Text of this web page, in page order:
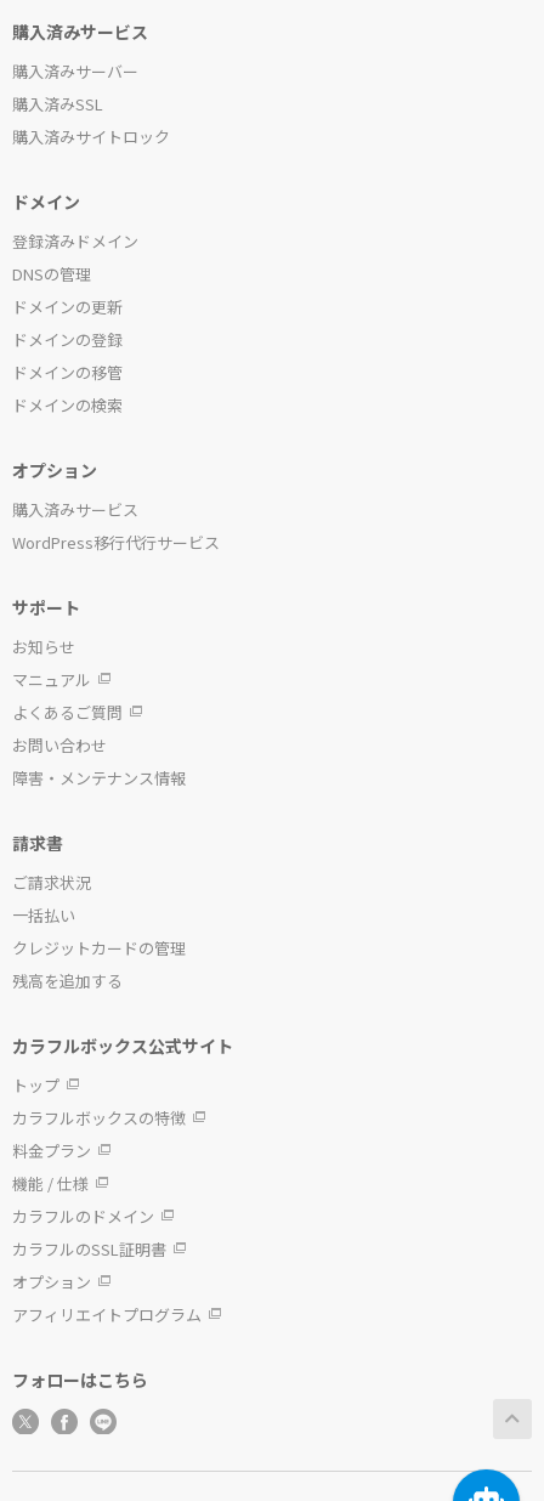
購入済みサービス
購入済みサーバー
購入済みSSL
購入済みサイトロック
ドメイン
登録済みドメイン
DNSの管理
ドメインの更新
ドメインの登録
ドメインの移管
ドメインの検索
オプション
購入済みサービス
WordPress移行代行サービス
サポート
お知らせ
マニュアル
よくあるご質問
お問い合わせ
障害・メンテナンス情報
請求書
ご請求状況
一括払い
クレジットカードの管理
残高を追加する
カラフルボックス公式サイト
トップ
カラフルボックスの特徴
料金プラン
機能 / 仕様
カラフルのドメイン
カラフルのSSL証明書
オプション
アフィリエイトプログラム
フォローはこちら